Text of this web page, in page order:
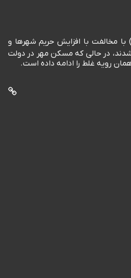
مخالفت با افزایش حریم شهرها و
شدند، در حالی که مسکن مهر در دولت